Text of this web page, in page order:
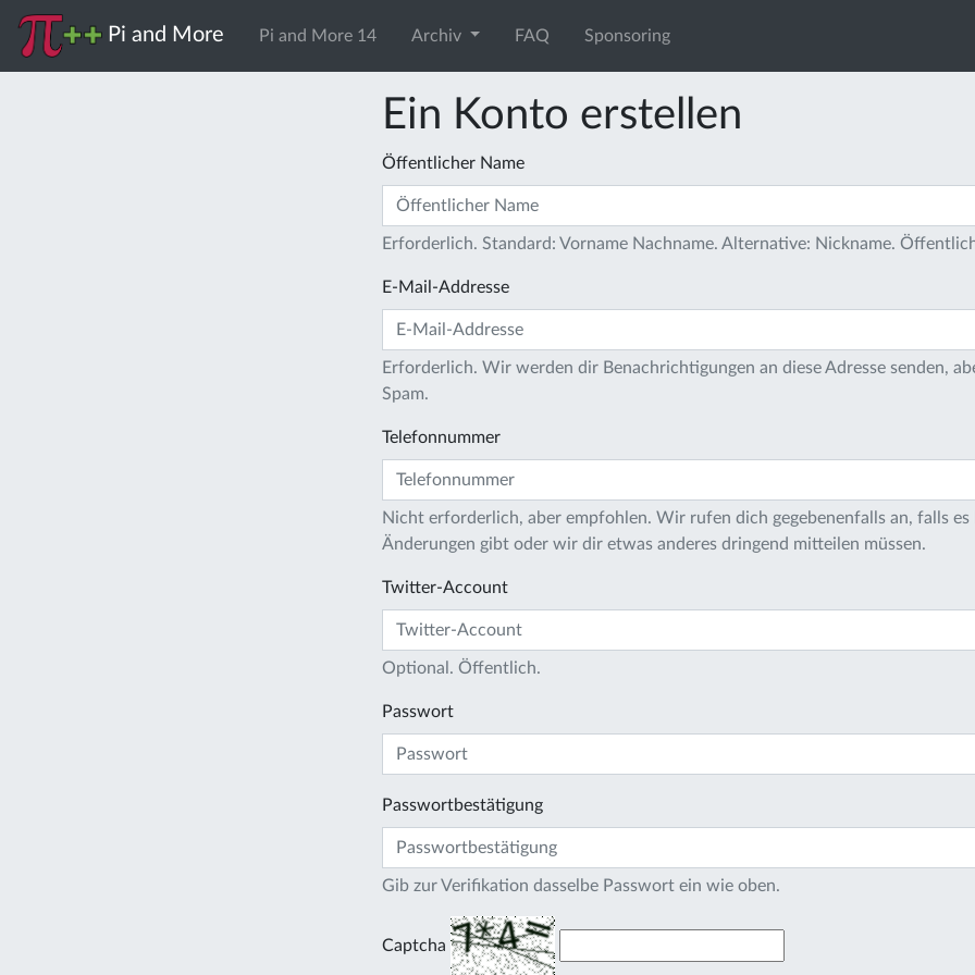
Pi and More Pi and More 14 Archiv FAQ Sponsoring
Ein Konto erstellen
Öffentlicher Name
Erforderlich. Standard: Vorname Nachname. Alternative: Nickname.
E-Mail-Addresse
Erforderlich. Wir werden dir Benachrichtigungen an diese Adresse senden,
Spam.
Telefonnummer
Nicht erforderlich, aber empfohlen. Wir rufen dich gegebenenfalls an, falls
Änderungen gibt oder wir dir etwas anderes dringend mitteilen müssen.
Twitter-Account
Optional. Öffentlich.
Passwort
Passwortbestätigung
Gib zur Verifikation dasselbe Passwort ein wie oben.
Captcha